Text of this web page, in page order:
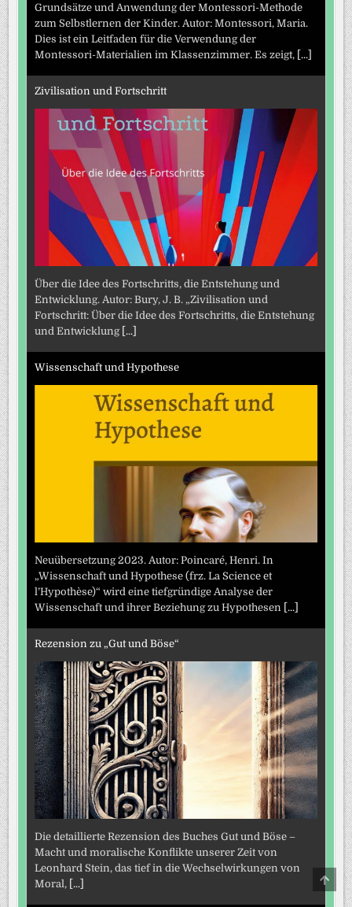
Grundsätze und Anwendung der Montessori-Methode
zum Selbstlernen der Kinder. Autor: Montessori, Maria.
Dies ist ein Leitfaden für die Verwendung der
Montessori-Materialien im Klassenzimmer. Es zeigt, [...]
Zivilisation und Fortschritt
Über die Idee des Fortschritts, die Entstehung und
Entwicklung. Autor: Bury, J. B. „Zivilisation und
Fortschritt: Über die Idee des Fortschritts, die Entstehung
und Entwicklung [...]
Wissenschaft und Hypothese
Neuübersetzung 2023. Autor: Poincaré, Henri. In
„Wissenschaft und Hypothese (frz. La Science et
l’Hypothèse)“ wird eine tiefgründige Analyse der
Wissenschaft und ihrer Beziehung zu Hypothesen [...]
Rezension zu „Gut und Böse“
Die detaillierte Rezension des Buches Gut und Böse –
Macht und moralische Konflikte unserer Zeit von
Leonhard Stein, das tief in die Wechselwirkungen von
Moral, [...] TO
TOP